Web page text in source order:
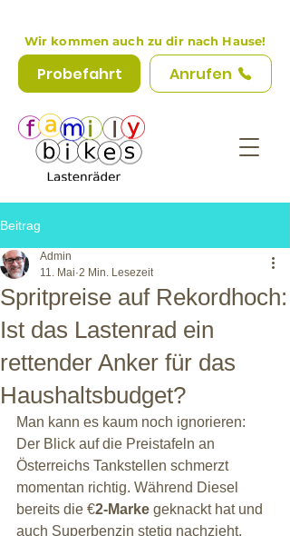
Wir kommen auch zu dir nach Hause!
Anrufen
Probefahrt
Beitrag
Spritpreise auf Rekordhoch:
Ist das Lastenrad ein
rettender Anker für das
Haushaltsbudget?
Admin
11. Mai 2 Min. Lesezeit
Man kann es kaum noch ignorieren:
Der Blick auf die Preistafeln an
Österreichs Tankstellen schmerzt
momentan richtig. Während Diesel
bereits die €2-Marke geknackt hat und
auch Superbenzin stetig nachzieht,